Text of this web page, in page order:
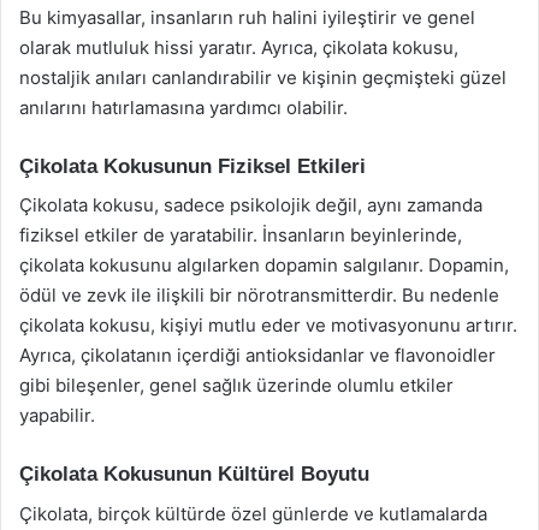
Bu kimyasallar, insanların ruh halini iyileştirir ve genel
olarak mutluluk hissi yaratır. Ayrıca, çikolata kokusu,
nostaljik anıları canlandırabilir ve kişinin geçmişteki güzel
anılarını hatırlamasına yardımcı olabilir.
Çikolata Kokusunun Fiziksel Etkileri
Çikolata kokusu, sadece psikolojik değil, aynı zamanda
fiziksel etkiler de yaratabilir. İnsanların beyinlerinde,
çikolata kokusunu algılarken dopamin salgılanır. Dopamin,
ödül ve zevk ile ilişkili bir nörotransmitterdir. Bu nedenle
çikolata kokusu, kişiyi mutlu eder ve motivasyonunu artırır.
Ayrıca, çikolatanın içerdiği antioksidanlar ve flavonoidler
gibi bileşenler, genel sağlık üzerinde olumlu etkiler
yapabilir.
Çikolata Kokusunun Kültürel Boyutu
Çikolata, birçok kültürde özel günlerde ve kutlamalarda